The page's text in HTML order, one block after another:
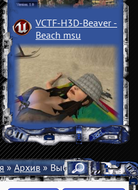
VCTF-H3D-Beaver ­
Beach msu
»Архив» Выбираем карту